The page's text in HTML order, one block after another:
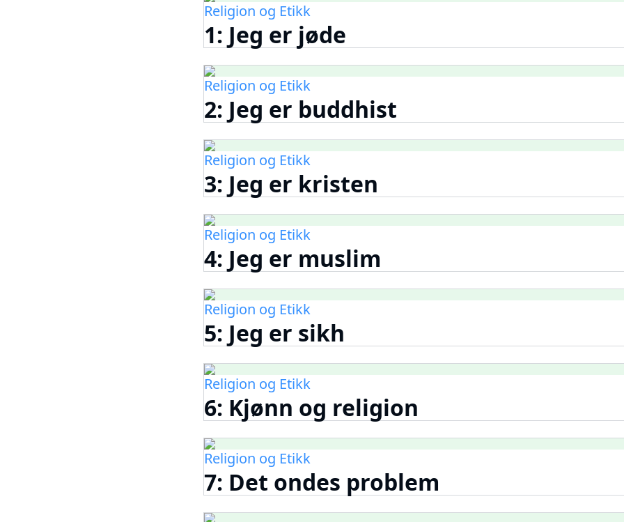
Religion og Etikk
1: Jeg er jøde
Religion og Etikk
2: Jeg er buddhist
Religion og Etikk
3: Jeg er kristen
Religion og Etikk
4: Jeg er muslim
Religion og Etikk
5: Jeg er sikh
Religion og Etikk
6: Kjønn og religion
Religion og Etikk
7: Det ondes problem